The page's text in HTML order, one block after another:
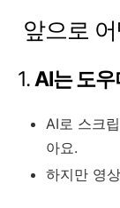
앞으로
1. AI는 도
AI로 스크
아요.
하지만 영